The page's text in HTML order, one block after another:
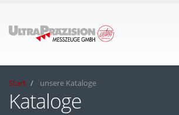
Start unsere Kataloge
Kataloge